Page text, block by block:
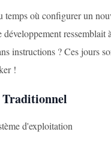
temps où configurer un
ressemblait
instructions ? Ces jours
!
d'exploitation